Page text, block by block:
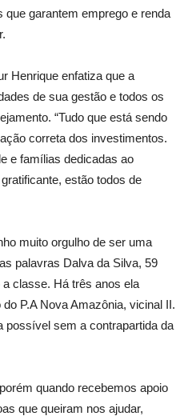
garantem emprego e renda
Henrique enfatiza que a
de sua gestão e todos os
“Tudo que está sendo
correta dos investimentos.
e famílias dedicadas ao
estão todos de
muito orgulho de ser uma
palavras Dalva da Silva, 59
classe. Há três anos ela
P.A Nova Amazônia, vicinal II.
possível sem a contrapartida da
quando recebemos apoio
que queiram nos ajudar,